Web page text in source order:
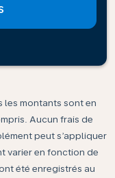
les montants sont en
Aucun frais de
peut s’appliquer
varier en fonction de
été enregistrés au